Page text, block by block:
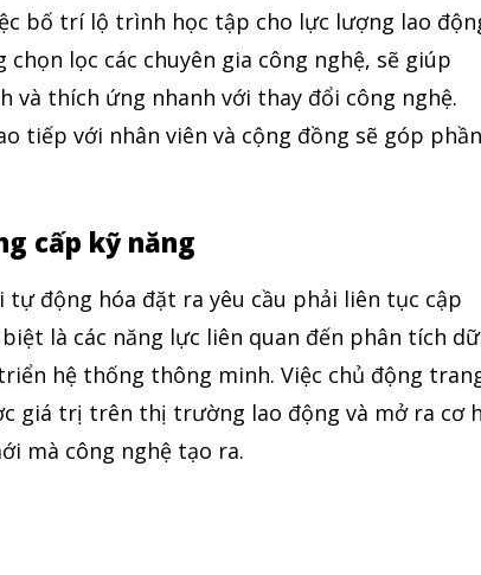
bố trí lộ trình học tập cho lực lượng lao
lọc các chuyên gia công nghệ, sẽ giúp
và thích ứng nhanh với thay đổi công nghệ.
tiếp với nhân viên và cộng đồng sẽ góp phần
cấp kỹ năng
động hóa đặt ra yêu cầu phải liên tục cập
là các năng lực liên quan đến phân tích dữ
hệ thống thông minh. Việc chủ động
giá trị trên thị trường lao động và mở ra cơ
mà công nghệ tạo ra.